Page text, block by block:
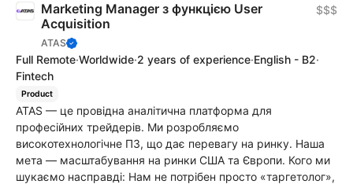
Marketing Manager з функцією User
Acquisition
ATAS
$$$
Full Remote·Worldwide·2 years of experience·English - B2·
Fintech
Product
ATAS — це провідна аналітична платформа для
професійних трейдерів. Ми розробляємо
високотехнологічне ПЗ, що дає перевагу на ринку. Наша
мета — масштабування на ринки США та Європи. Кого ми
шукаємо насправді: Нам не потрібен просто «таргетолог»,